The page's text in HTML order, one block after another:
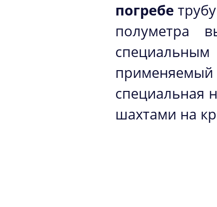
погребе
полуметра
применяемый
специальная
шахтами на